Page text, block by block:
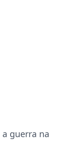
guerra na